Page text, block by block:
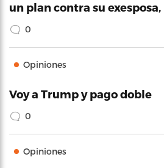
un plan contra su
0
Opiniones
Voy a Trump y pago doble
0
Opiniones